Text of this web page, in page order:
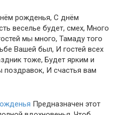
рожденья, С днём
веселье будет, смех, Много
мы много, Тамаду того
Вашей был, И гостей всех
тоже, Будет ярким и
И счастья вам
Предназначен этот